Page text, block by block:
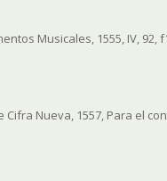
Musicales, 1555, IV, 92,
Nueva, 1557, Para el